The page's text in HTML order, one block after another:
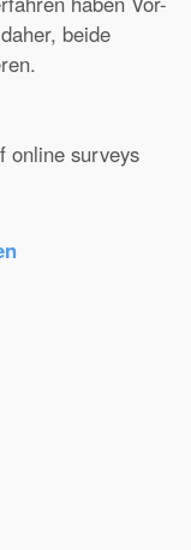
beide
online surveys